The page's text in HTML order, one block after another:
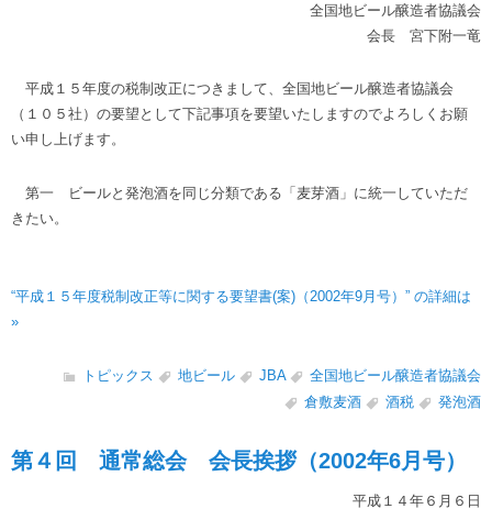
全国地ビール醸造者協議会
会長 宮下附一竜
平成１５年度の税制改正につきまして、全国地ビール醸造者協議会
（１０５社）の要望として下記事項を要望いたしますのでよろしくお願
い申し上げます。
第一 ビールと発泡酒を同じ分類である「麦芽酒」に統一していただ
きたい。
“平成１５年度税制改正等に関する要望書(案)（2002年9月号）” の詳細は
»
トピックス 地ビール JBA
全国地ビール醸造者協議会
倉敷麦酒
酒税 発泡酒
第４回 通常総会 会長挨拶（2002年6月号）
平成１４年６月６日